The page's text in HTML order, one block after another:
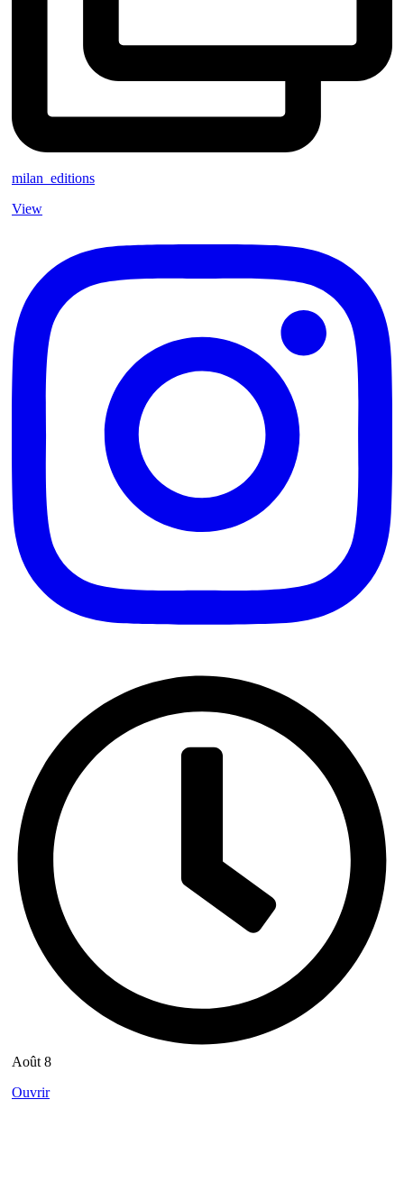
milan_editions
View
Août 8
Ouvrir